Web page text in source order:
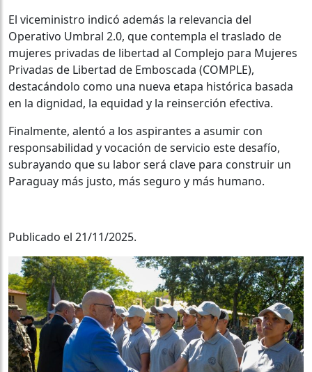
El viceministro indicó además la relevancia del
Operativo Umbral 2.0, que contempla el traslado de
mujeres privadas de libertad al Complejo para Mujeres
Privadas de Libertad de Emboscada (COMPLE),
destacándolo como una nueva etapa histórica basada
en la dignidad, la equidad y la reinserción efectiva.
Finalmente, alentó a los aspirantes a asumir con
responsabilidad y vocación de servicio este desafío,
subrayando que su labor será clave para construir un
Paraguay más justo, más seguro y más humano.
Publicado el 21/11/2025.